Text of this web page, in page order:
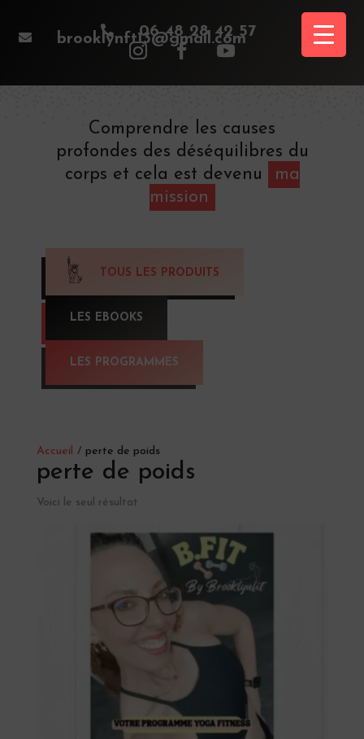
 06 48 28 42 57
 brooklynft13@gmail.com
Comprendre les causes
profondes des déséquilibres du
corps et cela est devenu
ma
mission
TOUS LES PRODUITS
LES EBOOKS
LES PROGRAMMES
Accueil / perte de poids
perte de poids
Voici le seul résultat